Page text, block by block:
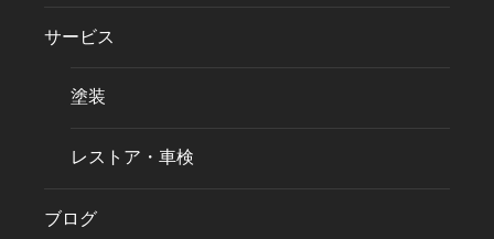
サービス
塗装
レストア・車検
ブログ